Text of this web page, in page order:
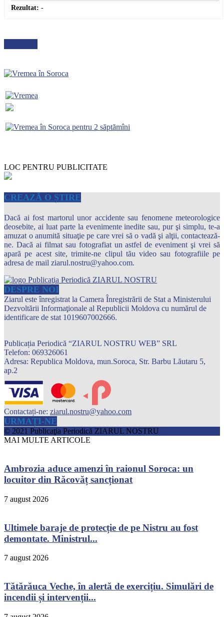
Rezultat: -
LOC PENTRU PUBLICITATE
CREAZĂ O ȘTIRE
Dacă ai fost martorul unor accidente sau fenomene meteorologice
deosebite, ai luat parte la evenimente inedite sau, pur şi simplu, te-a
amuzat o anumită situaţie pe care vrei să o vadă şi alţii, contactează-
ne. Dacă ai filmat sau fotografiat un astfel de eveniment şi vrei să
apară pe acest site, trimite-ne clipul tău video sau fotografiile pe
adresa de mail ziarul.nostru@yahoo.com.
DESPRE NOI
Ziarul este înregistrat la Camera Înregistrării de Stat a Ministerului
Dezvoltării Informaţionale al Republicii Moldova cu numărul de
identificare de stat 1019607002666.
Publicația Periodică “ZIARUL NOSTRU WEB” SRL
Telefon: 069326061
Adresa: Republica Moldova, mun.Soroca, Str. Barbu Lăutaru 5,
ap.2
Contactați-ne: ziarul.nostru@yahoo.com
URMAȚI-NE
© 2021 Publicaţia Periodică ZIARUL NOSTRU
MAI MULTE ARTICOLE
Ambrozia aduce amenzi în raionul Soroca: un
locuitor din Răcovăț sancționat
7 august 2026
Ultimele baraje de protecție de pe Nistru au fost
demontate. Ministrul...
7 august 2026
Tătărăuca Veche, în alertă de exercițiu. Simulări de
incendii și intervenții...